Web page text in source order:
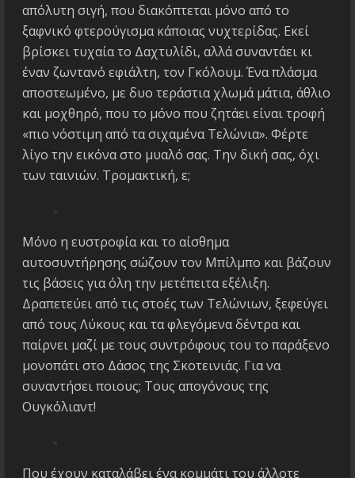
απόλυτη σιγή, που διακόπτεται μόνο από το
ξαφνικό φτερούγισμα κάποιας νυχτερίδας. Εκεί
βρίσκει τυχαία το Δαχτυλίδι, αλλά συναντάει κι
έναν ζωντανό εφιάλτη, τον Γκόλουμ. Ένα πλάσμα
αποστεωμένο, με δυο τεράστια χλωμά μάτια, άθλιο
και μοχθηρό, που το μόνο που ζητάει είναι τροφή
«πιο νόστιμη από τα σιχαμένα Τελώνια». Φέρτε
λίγο την εικόνα στο μυαλό σας. Την δική σας, όχι
των ταινιών. Τρομακτική, ε;
Μόνο η ευστροφία και το αίσθημα
αυτοσυντήρησης σώζουν τον Μπίλμπο και βάζουν
τις βάσεις για όλη την μετέπειτα εξέλιξη.
Δραπετεύει από τις στοές των Τελώνιων, ξεφεύγει
από τους Λύκους και τα φλεγόμενα δέντρα και
παίρνει μαζί με τους συντρόφους του το παράξενο
μονοπάτι στο Δάσος της Σκοτεινιάς. Για να
συναντήσει ποιους; Τους απογόνους της
Ουγκόλιαντ!
Που έχουν καταλάβει ένα κομμάτι του άλλοτε